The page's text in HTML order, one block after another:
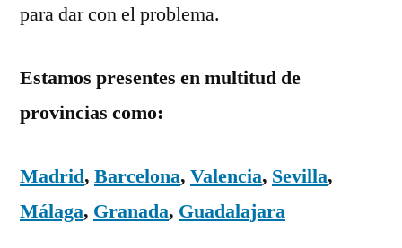
para dar con el problema.
Estamos presentes en multitud de
provincias como:
Madrid, Barcelona, Valencia, Sevilla,
Málaga, Granada, Guadalajara